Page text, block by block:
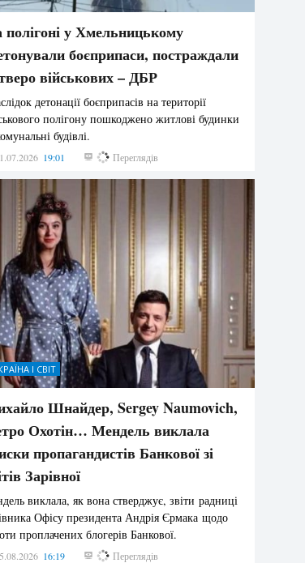
у Хмельницькому
боєприпаси, постраждали
військових – ДБР
детонації боєприпасів на території
полігону пошкоджено житлові будинки
будівлі.
19:01 182 Переглядів
І СВІТ
Шнайдер, Sergey Naumovich,
Охотін… Мендель виклала
пропагандистів Банкової зі
Зарівної
виклала, як вона стверджує, звіти радниці
Офісу президента Андрія Єрмака щодо
проплачених блогерів Банкової.
16:19 182 Переглядів